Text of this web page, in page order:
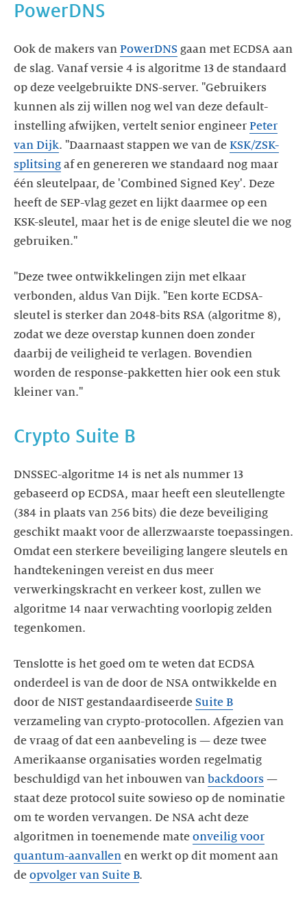
PowerDNS
Ook de makers van PowerDNS gaan met ECDSA aan
de slag. Vanaf versie 4 is algoritme 13 de standaard
op deze veelgebruikte DNS-server. "Gebruikers
kunnen als zij willen nog wel van deze default-
instelling afwijken, vertelt senior engineer Peter
van Dijk. "Daarnaast stappen we van de KSK/ZSK-
splitsing af en genereren we standaard nog maar
één sleutelpaar, de 'Combined Signed Key'. Deze
heeft de SEP-vlag gezet en lijkt daarmee op een
KSK-sleutel, maar het is de enige sleutel die we nog
gebruiken."
"Deze twee ontwikkelingen zijn met elkaar
verbonden, aldus Van Dijk. "Een korte ECDSA-
sleutel is sterker dan 2048-bits RSA (algoritme 8),
zodat we deze overstap kunnen doen zonder
daarbij de veiligheid te verlagen. Bovendien
worden de response-pakketten hier ook een stuk
kleiner van."
Crypto Suite B
DNSSEC-algoritme 14 is net als nummer 13
gebaseerd op ECDSA, maar heeft een sleutellengte
(384 in plaats van 256 bits) die deze beveiliging
geschikt maakt voor de allerzwaarste toepassingen.
Omdat een sterkere beveiliging langere sleutels en
handtekeningen vereist en dus meer
verwerkingskracht en verkeer kost, zullen we
algoritme 14 naar verwachting voorlopig zelden
tegenkomen.
Tenslotte is het goed om te weten dat ECDSA
onderdeel is van de door de NSA ontwikkelde en
door de NIST gestandaardiseerde Suite B
verzameling van crypto-protocollen. Afgezien van
de vraag of dat een aanbeveling is — deze twee
Amerikaanse organisaties worden regelmatig
beschuldigd van het inbouwen van backdoors —
staat deze protocol suite sowieso op de nominatie
om te worden vervangen. De NSA acht deze
algoritmen in toenemende mate onveilig voor
quantum-aanvallen en werkt op dit moment aan
de opvolger van Suite B.